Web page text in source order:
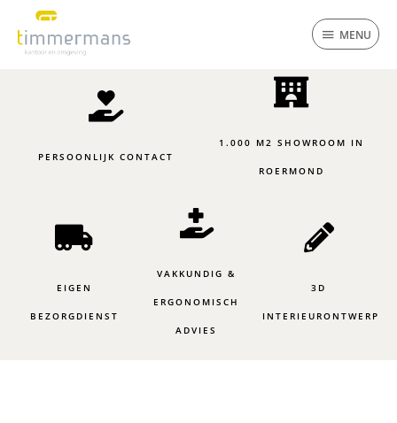
inhoud
MENU
PERSOONLIJK CONTACT
1.000 M2 SHOWROOM IN
ROERMOND
EIGEN
BEZORGDIENST
VAKKUNDIG &
ERGONOMISCH
ADVIES
3D
INTERIEURONTWERP